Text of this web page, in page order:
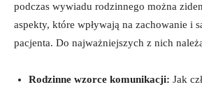
podczas wywiadu rodzinnego można
aspekty, które wpływają na zachowanie i
pacjenta. Do najważniejszych z nich
Rodzinne​ wzorce‌ komunikacji: Jak